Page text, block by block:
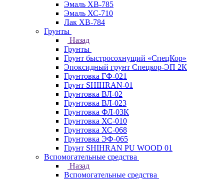
Эмаль ХВ-785
Эмаль ХС-710
Лак ХВ-784
Грунты
Назад
Грунты
Грунт быстросохнущий «СпецКор»
Эпоксидный грунт Спецкор-ЭП 2К
Грунтовка ГФ-021
Грунт SHIHRAN-01
Грунтовка ВЛ-02
Грунтовка ВЛ-023
Грунтовка ФЛ-03К
Грунтовка ХС-010
Грунтовка ХС-068
Грунтовка ЭФ-065
Грунт SHIHRAN PU WOOD 01
Вспомогательные средства
Назад
Вспомогательные средства